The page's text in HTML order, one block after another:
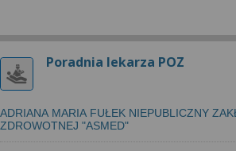
Poradnia lekarza POZ
ADRIANA MARIA FUŁEK NIEPUBLICZNY
ZDROWOTNEJ "ASMED"